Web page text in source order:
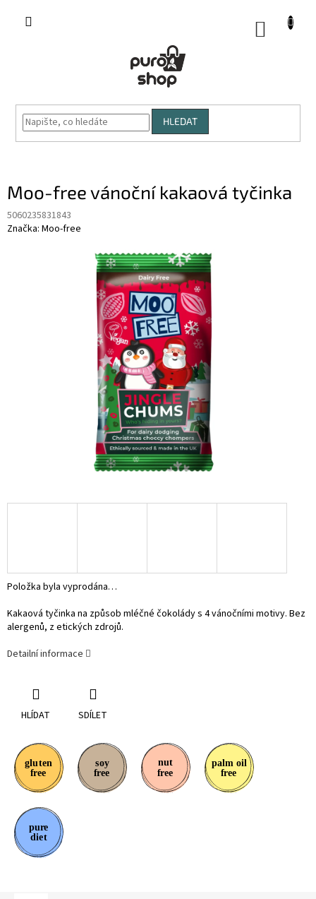
HLEDAT
Moo-free vánoční kakaová tyčinka
5060235831843
Značka: Moo-free
Položka byla vyprodána…
Kakaová tyčinka na způsob mléčné čokolády s 4 vánočními motivy. Bez
alergenů, z etických zdrojů.
Detailní informace
HLÍDAT SDÍLET